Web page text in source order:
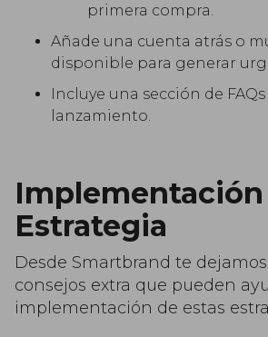
primera compra.
Añade una cuenta atrás o
disponible para generar
Incluye una sección de FAQs
lanzamiento.
Implementación
Estrategia
Desde Smartbrand te
consejos extra que pueden
implementación de estas